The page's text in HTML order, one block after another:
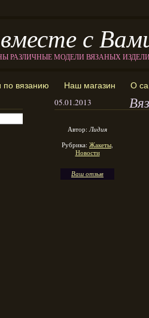
с
РАЗЛИЧНЫЕ МОДЕЛИ ВЯЗАНЫХ
по вязанию Наш магазин О
05.01.2013
Автор:Лидия
Рубрика: Жакеты,
Новости
Ваш отзыв